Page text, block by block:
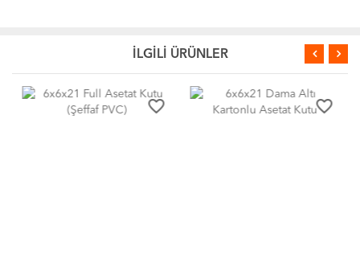
İLGİLİ ÜRÜNLER
favorite_border favorite_border